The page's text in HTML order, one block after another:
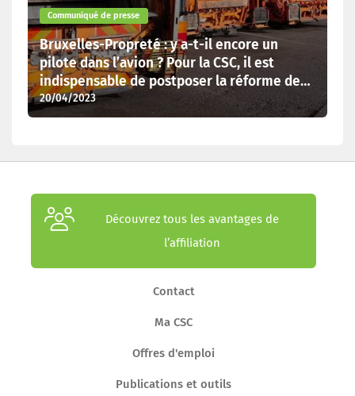
Communiqué de presse
Bruxelles-Propreté : y a-t-il encore un
pilote dans l’avion ? Pour la CSC, il est
indispensable de postposer la réforme des
collectes.
20/04/2023
Découvrez tous les avantages de
l’affiliation
Contact
Ma CSC
Offres d'emploi
Publications et outils